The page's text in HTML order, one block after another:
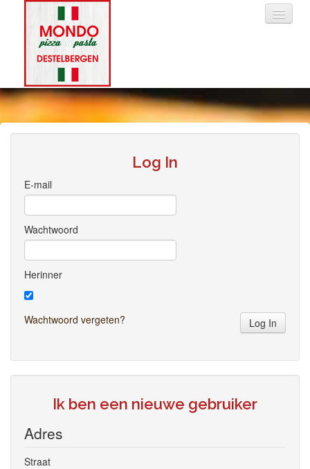
LOGIN
CONTACT
Log In
E-mail
Wachtwoord
Herinner
Wachtwoord vergeten? Log In
Ik ben een nieuwe gebruiker
Adres
Straat